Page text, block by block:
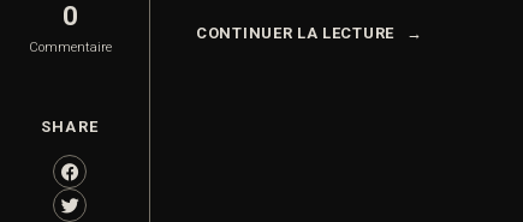
0
Commentaire
SHARE
CONTINUER LA LECTURE